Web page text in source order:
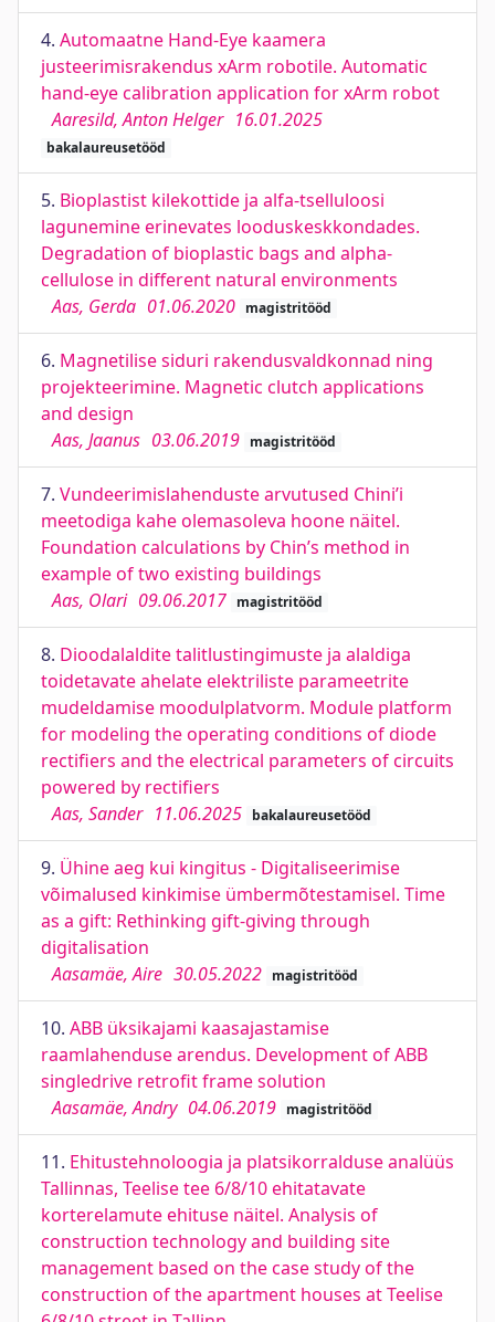
4. Automaatne Hand-Eye kaamera
justeerimisrakendus xArm robotile. Automatic
hand-eye calibration application for xArm robot
Aaresild, Anton Helger 16.01.2025
bakalaureusetööd
5. Bioplastist kilekottide ja alfa-tselluloosi
lagunemine erinevates looduskeskkondades.
Degradation of bioplastic bags and alpha-
cellulose in different natural environments
Aas, Gerda 01.06.2020 magistritööd
6. Magnetilise siduri rakendusvaldkonnad ning
projekteerimine. Magnetic clutch applications
and design
Aas, Jaanus 03.06.2019 magistritööd
7. Vundeerimislahenduste arvutused Chini’i
meetodiga kahe olemasoleva hoone näitel.
Foundation calculations by Chin’s method in
example of two existing buildings
Aas, Olari 09.06.2017 magistritööd
8. Dioodalaldite talitlustingimuste ja alaldiga
toidetavate ahelate elektriliste parameetrite
mudeldamise moodulplatvorm. Module platform
for modeling the operating conditions of diode
rectifiers and the electrical parameters of circuits
powered by rectifiers
Aas, Sander 11.06.2025 bakalaureusetööd
9. Ühine aeg kui kingitus - Digitaliseerimise
võimalused kinkimise ümbermõtestamisel. Time
as a gift: Rethinking gift-giving through
digitalisation
Aasamäe, Aire 30.05.2022 magistritööd
10. ABB üksikajami kaasajastamise
raamlahenduse arendus. Development of ABB
singledrive retrofit frame solution
Aasamäe, Andry 04.06.2019 magistritööd
11. Ehitustehnoloogia ja platsikorralduse analüüs
Tallinnas, Teelise tee 6/8/10 ehitatavate
korterelamute ehituse näitel. Analysis of
construction technology and building site
management based on the case study of the
construction of the apartment houses at Teelise